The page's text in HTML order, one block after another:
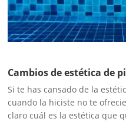
Cambios de estética de
Si te has cansado de la
cuando la hiciste no te
claro cuál es la estética que